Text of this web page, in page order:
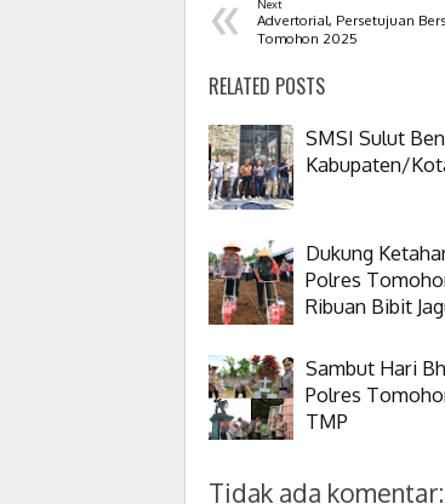
Next
Advertorial, Persetujuan
Tomohon 2025
RELATED POSTS
SMSI Sulut
Kabupaten/
Dukung
Polres
Ribuan Bibit
Sambut Hari
Polres
TMP
Tidak ada komentar: